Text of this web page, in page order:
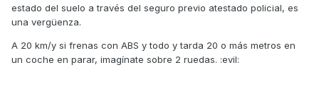
estado del suelo a través del seguro previo atestado policial, es
una vergüenza.
A 20 km/y si frenas con ABS y todo y tarda 20 o más metros en
un coche en parar, imagínate sobre 2 ruedas. :evil: